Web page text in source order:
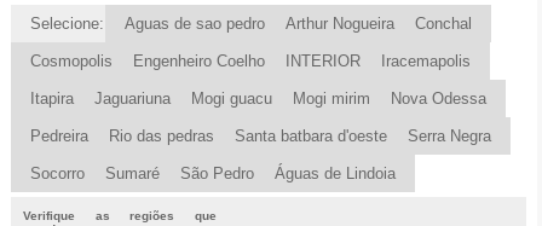
Selecione: Aguas de sao pedro Arthur Nogueira Conchal
Cosmopolis Engenheiro Coelho INTERIOR Iracemapolis
Itapira Jaguariuna Mogi guacu Mogi mirim Nova Odessa
Pedreira Rio das pedras Santa batbara d'oeste Serra Negra
Socorro Sumaré São Pedro Águas de Lindoia
Verifique as regiões que